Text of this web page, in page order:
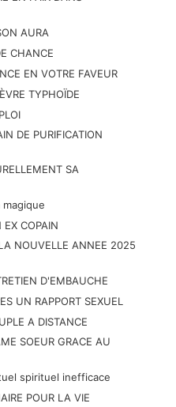
AURA
CHANCE
EN VOTRE FAVEUR
TYPHOÏDE
DE PURIFICATION
SA
EX COPAIN
NOUVELLE ANNEE 2025
D'EMBAUCHE
UN RAPPORT SEXUEL
A DISTANCE
SOEUR GRACE AU
spirituel inefficace
POUR LA VIE